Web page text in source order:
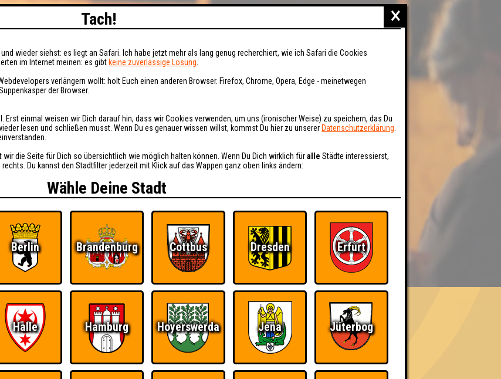
HIGHSCORE RESERVIERUNG BUCHEN FAQ ÜBER UNS
verlieren, trotzdem auf dem 1. Platz - den haben sie sich schließlich verdient! Entsprechend gibt es
×
Tach!
wieder siehst: es liegt an Safari. Ich habe jetzt mehr als lang genug recherchiert, wie ich Safari die Cookies
im Internet meinen: es gibt keine zuverlässige Lösung
verlängern wollt: holt Euch einen anderen Browser. Firefox, Chrome, Opera, Edge - meinetwegen
der Browser.
Erst einmal weisen wir Dich darauf hin, dass wir Cookies verwenden, um uns (ironischer Weise) zu speichern, das Du
lesen und schließen musst. Wenn Du es genauer wissen willst, kommst Du hier zu unserer Datenschutzerklärung
wir die Seite für Dich so übersichtlich wie möglich halten können. Wenn Du Dich wirklich füralle Städte interessierst,
Du kannst den Stadtfilter jederzeit mit Klick auf das Wappen ganz oben links ändern:
Wähle Deine Stadt
Berlin Brandenburg Cottbus Dresden Erfurt
Halle Hamburg Hoyerswerda Jena Jüterbog